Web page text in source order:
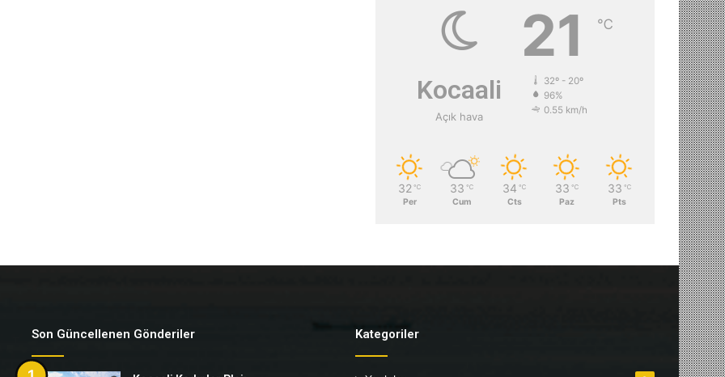
Kocaali
Açık hava
21 ℃
32º - 20º
96%
0.55 km/h
32 ℃
Per
33 ℃
Cum
34 ℃
Cts
33 ℃
Paz
33 ℃
Pts
Son Güncellenen Gönderiler Kategoriler